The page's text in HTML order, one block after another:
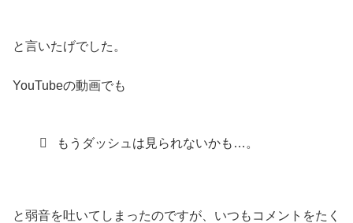
と言いたげでした。
YouTubeの動画でも
もうダッシュは見られないかも…。
と弱音を吐いてしまったのですが、いつもコメントをたく